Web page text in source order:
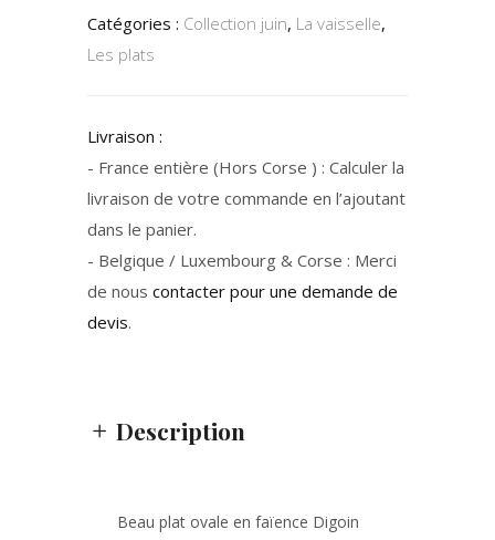
Catégories : Collection juin, La vaisselle,
Les plats
Livraison :
- France entière (Hors Corse ) : Calculer la
livraison de votre commande en l’ajoutant
dans le panier.
- Belgique / Luxembourg & Corse : Merci
de nous contacter pour une demande de
devis.
Description
Beau plat ovale en faïence Digoin